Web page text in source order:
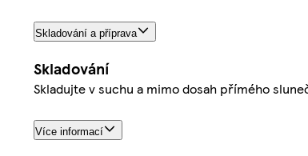
Skladování a příprava
Skladování
Skladujte v suchu a mimo dosah přímého
Více informací